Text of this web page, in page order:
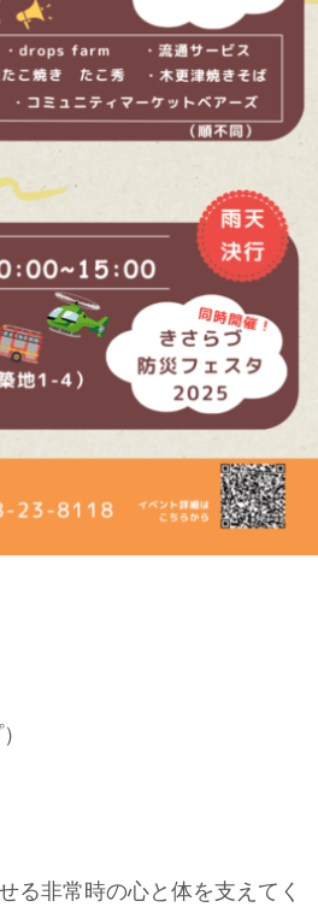
る非常時の心と体を支えてく